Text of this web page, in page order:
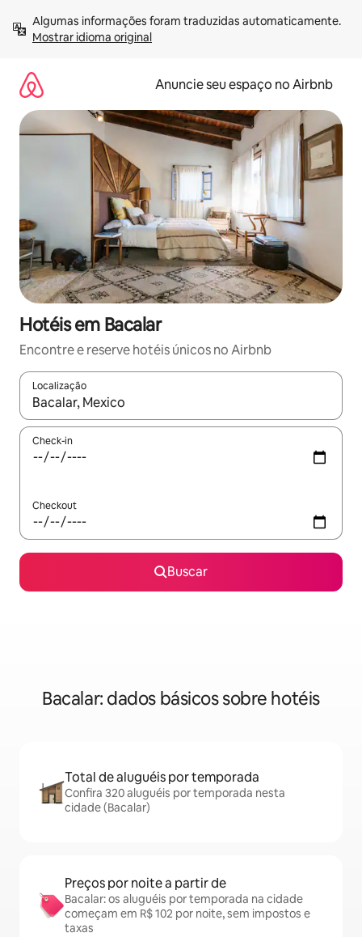
para
Mostrar idioma original
Anuncie seu espaço no Airbnb
Hotéis em Bacalar
Encontre e reserve hotéis únicos no Airbnb
Localização
Quando os resultados estiverem disponíveis, explore-os
Check-in
Checkout
Buscar
Bacalar: dados básicos sobre hotéis
Total de aluguéis por temporada
Confira 320 aluguéis por temporada nesta
cidade (Bacalar)
Preços por noite a partir de
Bacalar: os aluguéis por temporada na cidade
começam em R$ 102 por noite, sem impostos e
taxas